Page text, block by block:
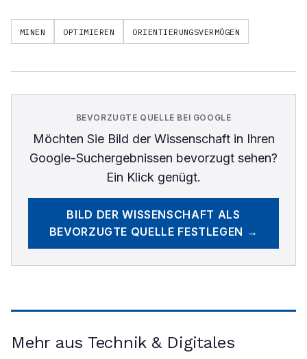
MINEN OPTIMIEREN ORIENTIERUNGSVERMÖGEN
BEVORZUGTE QUELLE BEI GOOGLE
Möchten Sie Bild der Wissenschaftin Ihren
Google-Suchergebnissen bevorzugt sehen?
Ein Klick genügt.
BILD DER WISSENSCHAFT ALS
BEVORZUGTE QUELLE FESTLEGEN →
Mehr aus Technik & Digitales